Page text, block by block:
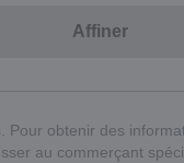
Affiner
Pour obtenir des
au commerçant